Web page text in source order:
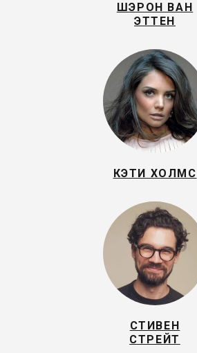
ШЭРОН ВАН
ЭТТЕН
КЭТИ ХОЛМС
СТИВЕН
СТРЕЙТ